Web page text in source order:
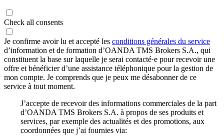
Check all consents
Je confirme avoir lu et accepté les conditions générales du service
d’information et de formation d’OANDA TMS Brokers S.A., qui
constituent la base sur laquelle je serai contacté·e pour recevoir une
offre et bénéficier d’une assistance téléphonique pour la gestion de
mon compte. Je comprends que je peux me désabonner de ce
service à tout moment.
J’accepte de recevoir des informations commerciales de la part
d’OANDA TMS Brokers S.A. à propos de ses produits et
services, par exemple des actualités et des promotions, aux
coordonnées que j’ai fournies via: